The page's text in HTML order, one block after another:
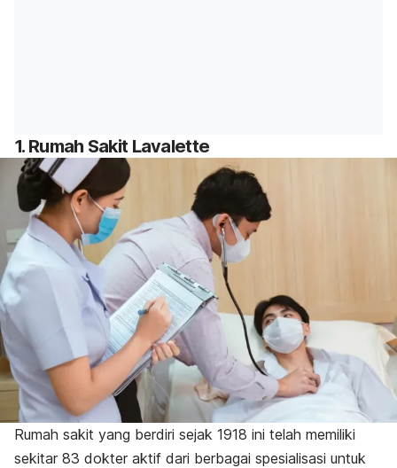
1. Rumah Sakit Lavalette
Rumah sakit yang berdiri sejak 1918 ini telah memiliki
sekitar 83 dokter aktif dari berbagai spesialisasi untuk